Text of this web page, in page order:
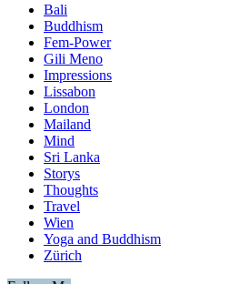
Bali
Buddhism
Fem-Power
Gili Meno
Impressions
Lissabon
London
Mailand
Mind
Sri Lanka
Storys
Thoughts
Travel
Wien
Yoga and Buddhism
Zürich